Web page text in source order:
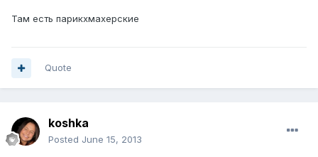
Там есть парикхмахерские
Quote
koshka
Posted June 15, 2013